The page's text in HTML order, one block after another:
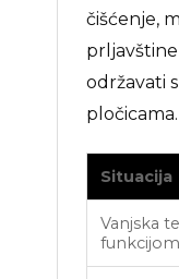
čišćenje,
prljavštine
održavati
pločicama.
Situacija
Vanjska
funkcijom